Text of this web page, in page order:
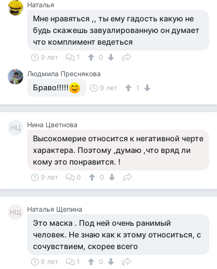
Наталья
Мне нравяться ,, ты ему гадость какую не
будь скажешь завуалированную он думает
что комплимент ведеться
9 лет 1
0
Людмила Преснякова
Браво!!!!! 9 лет 1
НЦ Нина Цветнова
Высокомерие относится к негативной черте
характера. Поэтому ,думаю ,что вряд ли
кому это понравится. !
9 лет 0 0
НЩ Наталья Щепина
Это маска . Под ней очень ранимый
человек. Не знаю как к этому относиться, с
сочувствием, скорее всего
9 лет 1
0